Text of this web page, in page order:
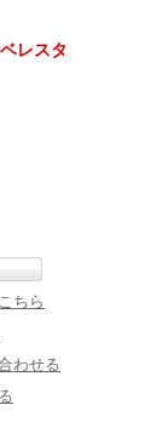
レスタ
ちら
わせる